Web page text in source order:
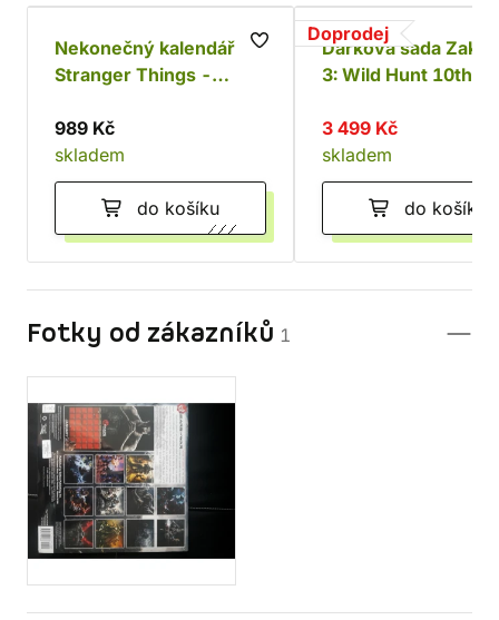
Nekonečný kalendář
Stranger Things -
989 Kč
skladem
do košíku
Doprodej
Dárková sada
3: Wild Hunt 10th
Hunter Slayer Kit
3 499 Kč
skladem
do košíku
Fotky od zákazníků 1